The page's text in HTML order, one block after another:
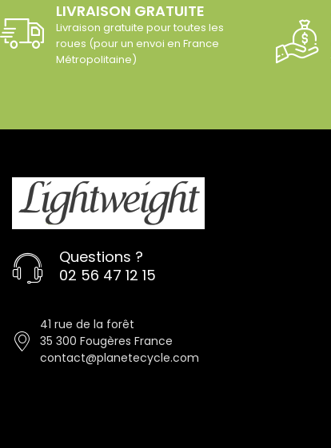
LIVRAISON GRATUITE
Livraison gratuite pour toutes les
roues (pour un envoi en France
Métropolitaine)
Questions ?
02 56 47 12 15
41 rue de la forêt
35 300 Fougères France
contact@planetecycle.com